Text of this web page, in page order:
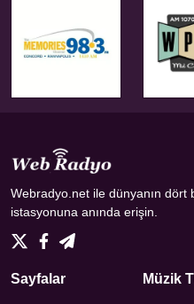
Webradyo.net ile dünyanın dört
istasyonuna anında erişin.
Sayfalar Müzik